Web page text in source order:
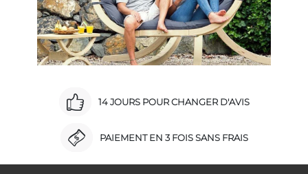
14 JOURS POUR CHANGER D'AVIS
PAIEMENT EN 3 FOIS SANS FRAIS